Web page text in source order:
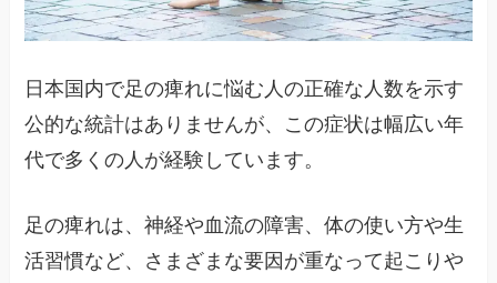
日本国内で足の痺れに悩む人の正確な人数を示す
公的な統計はありませんが、この症状は幅広い年
代で多くの人が経験しています。
足の痺れは、神経や血流の障害、体の使い方や生
活習慣など、さまざまな要因が重なって起こりや